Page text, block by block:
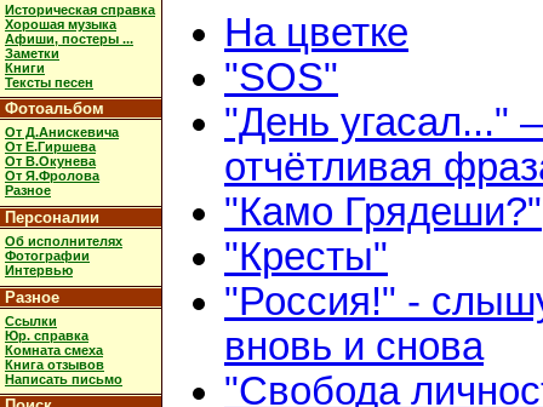
Историческая справка
Хорошая музыка
Афиши, постеры ...
Заметки
Книги
Тексты песен
Фотоальбом
От Д.Анискевича
От Е.Гиршева
От В.Окунева
От Я.Фролова
Разное
Персоналии
Об исполнителях
Фотографии
Интервью
Разное
Ссылки
Юр. справка
Комната смеха
Книга отзывов
Написать письмо
На цветке
"SOS"
"День угасал..."
отчётливая
"Камо Грядеши?"
"Кресты"
"Россия!" -
вновь и снова
"Свобода